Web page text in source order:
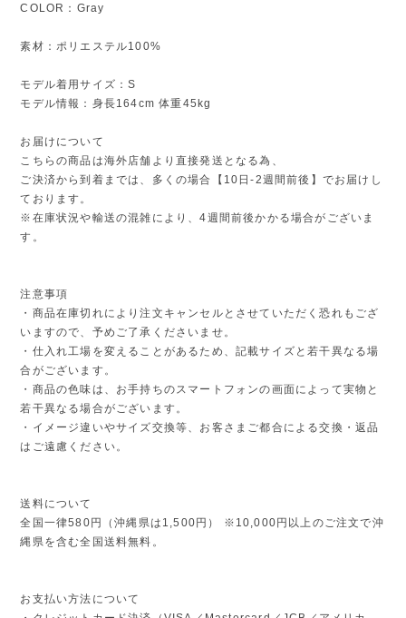
COLOR：Gray
素材：ポリエステル100%
モデル着用サイズ：S
モデル情報：身長164cm 体重45kg
お届けについて
こちらの商品は海外店舗より直接発送となる為、
ご決済から到着までは、多くの場合【10日-2週間前後】でお届けし
ております。
※在庫状況や輸送の混雑により、4週間前後かかる場合がございま
す。
注意事項
・商品在庫切れにより注文キャンセルとさせていただく恐れもござ
いますので、予めご了承くださいませ。
・仕入れ工場を変えることがあるため、記載サイズと若干異なる場
合がございます。
・商品の色味は、お手持ちのスマートフォンの画面によって実物と
若干異なる場合がございます。
・イメージ違いやサイズ交換等、お客さまご都合による交換・返品
はご遠慮ください。
送料について
全国一律580円（沖縄県は1,500円） ※10,000円以上のご注文で沖
縄県を含む全国送料無料。
お支払い方法について